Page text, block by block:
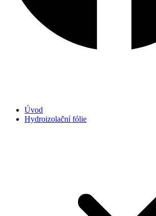
Úvod
Hydroizolační fólie